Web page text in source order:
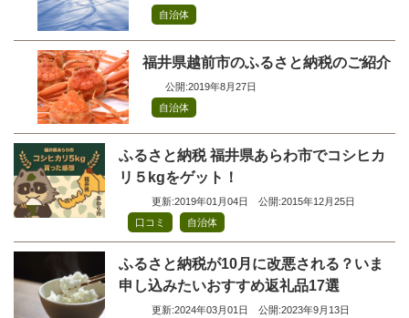
自治体
福井県越前市のふるさと納税のご紹介
公開:2019年8月27日
自治体
ふるさと納税 福井県あらわ市でコシヒカ
リ５kgをゲット！
更新:2019年01月04日
公開:2015年12月25日
口コミ
自治体
ふるさと納税が10月に改悪される？いま
申し込みたいおすすめ返礼品17選
更新:2024年03月01日
公開:2023年9月13日